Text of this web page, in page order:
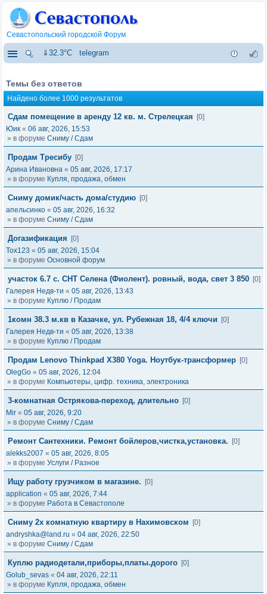
Севастопольский городской Форум
⇓32.3°C telegram
Темы без ответов
Найдено более 1000 результатов
Сдам помещение в аренду 12 кв. м. Стрелецкая
[0]
Юик « 06 авг, 2026, 15:53
» в форуме Сниму / Сдам
Продам Тресибу [0]
Арина Ивановна « 05 авг, 2026, 17:17
» в форуме Купля, продажа, обмен
Сниму домик/часть дома/студию [0]
апельсинко « 05 авг, 2026, 16:32
» в форуме Сниму / Сдам
Догазификация
[0]
Tox123 « 05 авг, 2026, 15:04
» в форуме Основной форум
участок 6.7 с. СНТ Селена (Фиолент). ровный, вода, свет 3 850 [0]
Галерея Недв-ти « 05 авг, 2026, 13:43
» в форуме Куплю / Продам
1комн 38.3 м.кв в Казачке, ул. Рубежная 18, 4/4 ключи
[0]
Галерея Недв-ти « 05 авг, 2026, 13:38
» в форуме Куплю / Продам
Продам Lenovo Thinkpad X380 Yoga. Ноутбук-трансформер [0]
OlegGo « 05 авг, 2026, 12:04
» в форуме Компьютеры, цифр. техника, электроника
3-комнатная Острякова-переход, длительно [0]
Mir « 05 авг, 2026, 9:20
» в форуме Сниму / Сдам
Ремонт Сантехники. Ремонт бойлеров,чистка,установка.
[0]
alekks2007 « 05 авг, 2026, 8:05
» в форуме Услуги / Разное
Ищу работу грузчиком в магазине.
[0]
application « 05 авг, 2026, 7:44
» в форуме Работа в Севастополе
Сниму 2х комнатную квартиру в Нахимовском
[0]
andryshka@land.ru « 04 авг, 2026, 22:50
» в форуме Сниму / Сдам
Куплю радиодетали,приборы,платы.дорого [0]
Golub_sevas « 04 авг, 2026, 22:11
» в форуме Купля, продажа, обмен